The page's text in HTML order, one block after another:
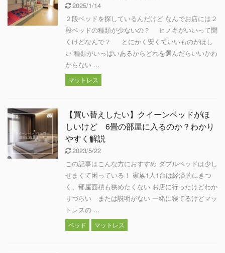
2025/1/14
２段ベッドを探しているんだけど なんでお店には２
段ベッドの種類が少ないの？ ヒノキがいいって聞
くけどなんで？ とにかく安くていいものがほし
い 種類がいっぱいあるからどれを選んだらいいかわ
からない ...
マットレス
【買い替えしたい】クイーンベッドがほ
しいけど 6畳の部屋に入るのか？わかり
やすく解説
2023/5/22
この記事はこんな方におすすめ ダブルベッドは少し
せまくて困っている！ 家族1人1台は経済的にきつ
く、部屋面積も狭めたくない お店に行ったけどわか
りづらい または説明がない 一緒に寝てるけどマッ
トレスの ...
ベッド マットレス